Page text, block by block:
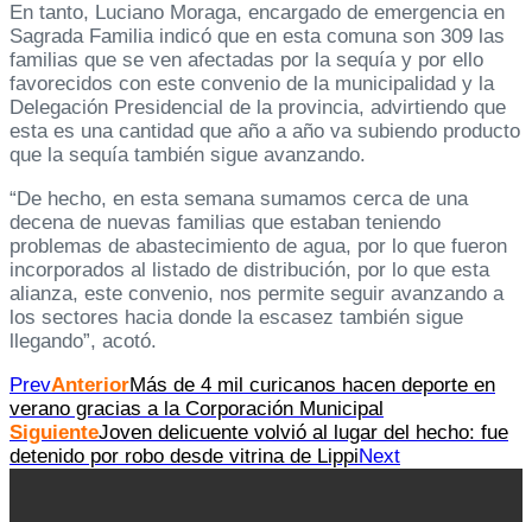
En tanto, Luciano Moraga, encargado de emergencia en
Sagrada Familia indicó que en esta comuna son 309 las
familias que se ven afectadas por la sequía y por ello
favorecidos con este convenio de la municipalidad y la
Delegación Presidencial de la provincia, advirtiendo que
esta es una cantidad que año a año va subiendo producto
que la sequía también sigue avanzando.
“De hecho, en esta semana sumamos cerca de una
decena de nuevas familias que estaban teniendo
problemas de abastecimiento de agua, por lo que fueron
incorporados al listado de distribución, por lo que esta
alianza, este convenio, nos permite seguir avanzando a
los sectores hacia donde la escasez también sigue
llegando”, acotó.
PrevAnteriorMás de 4 mil curicanos hacen deporte en
verano gracias a la Corporación Municipal
SiguienteJoven delicuente volvió al lugar del hecho: fue
detenido por robo desde vitrina de LippiNext